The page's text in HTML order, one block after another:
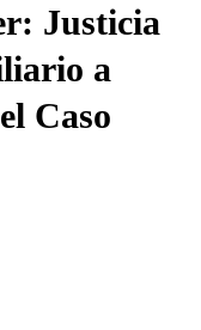
Justicia
a
Caso